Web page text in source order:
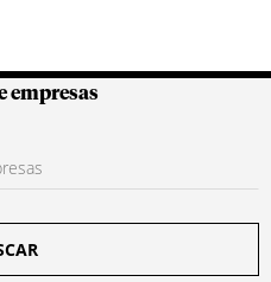
empresas